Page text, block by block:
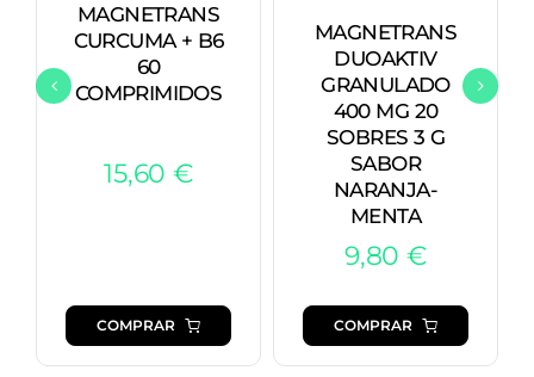
MAGNETRANS
CURCUMA + B6
60
COMPRIMIDOS
15,60 €
COMPRAR
MAGNETRANS
DUOAKTIV
GRANULADO
400 MG 20
SOBRES 3 G
SABOR
NARANJA-
MENTA
9,80€
COMPRAR